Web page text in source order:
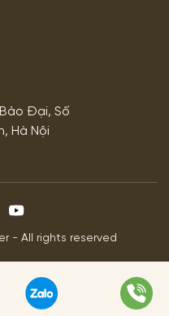
Đại, Số
Hà Nội
- All rights reserved